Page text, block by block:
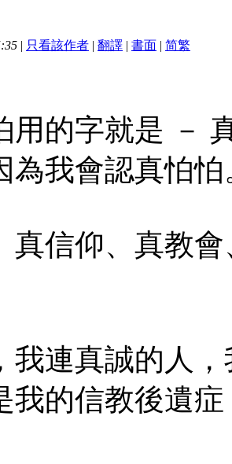
| 只看該作者 | 翻譯 | 書面 | 简繁
用的字就是 －
為我會認真怕怕
真信仰、真教
我連真誠的人
我的信教後遺